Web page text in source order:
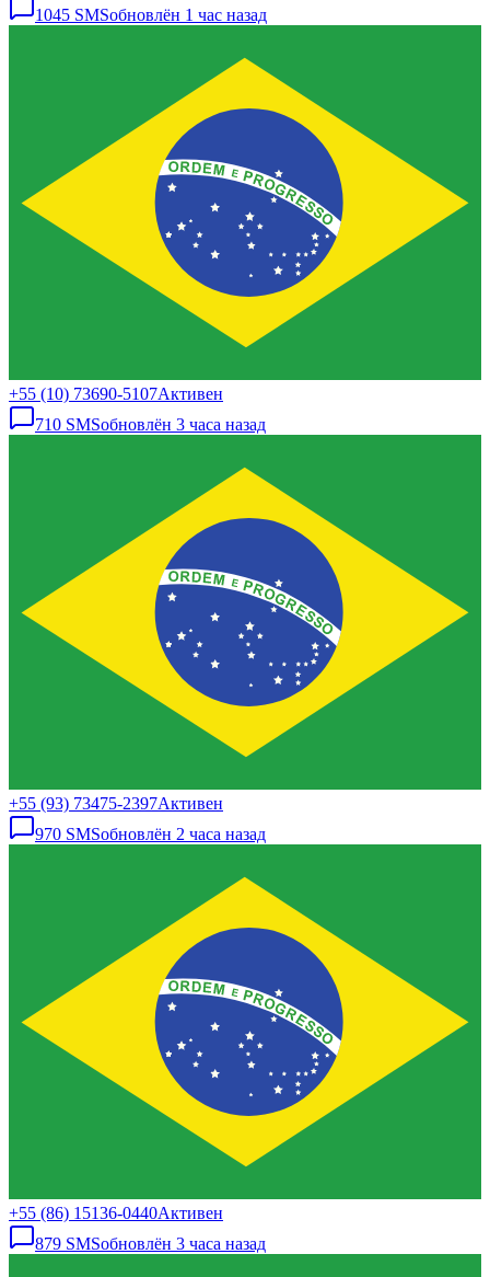
1045 SMSобновлён 1 час назад
+55 (10) 73690-5107Активен
710 SMSобновлён 3 часа назад
+55 (93) 73475-2397Активен
970 SMSобновлён 2 часа назад
+55 (86) 15136-0440Активен
879 SMSобновлён 3 часа назад